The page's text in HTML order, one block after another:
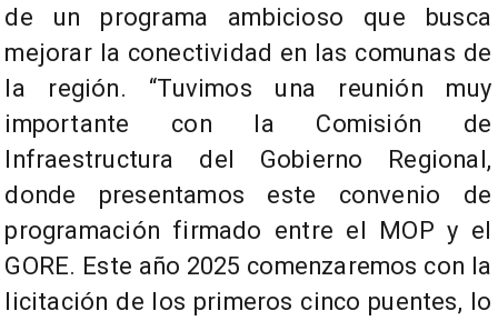
de un programa ambicioso que busca
mejorar la conectividad en las comunas de
la región. “Tuvimos una reunión muy
importante con la Comisión de
Infraestructura del Gobierno Regional,
donde presentamos este convenio de
programación firmado entre el MOP y el
GORE. Este año 2025 comenzaremos con la
licitación de los primeros cinco puentes, lo